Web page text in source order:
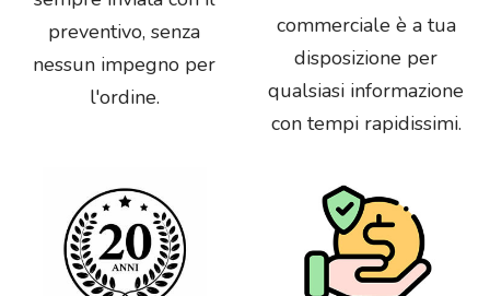
preventivo, senza
nessun impegno per
l'ordine.
commerciale è a tua
disposizione per
qualsiasi informazione
con tempi rapidissimi.